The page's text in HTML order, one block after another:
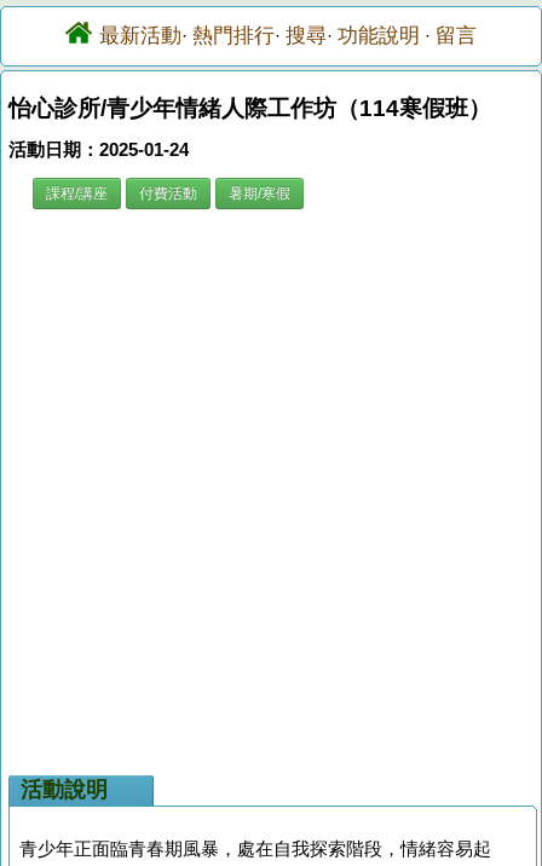
最新活動· 熱門排行· 搜尋· 功能說明 · 留言
怡心診所/青少年情緒人際工作坊（114寒假班）
活動日期：2025-01-24
課程/講座 付費活動 暑期/寒假
活動說明
青少年正面臨青春期風暴，處在自我探索階段，情緒容易起